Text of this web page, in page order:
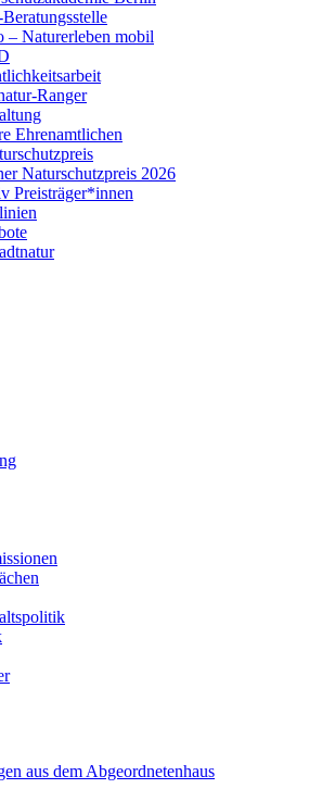
– Naturerleben mobil
Ranger
Ehrenamtlichen
Naturschutzpreis 2026
Preisträger*innen
aus dem Abgeordnetenhaus